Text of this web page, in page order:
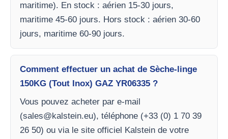
maritime). En stock : aérien 15-30 jours,
maritime 45-60 jours. Hors stock : aérien 30-60
jours, maritime 60-90 jours.
Comment effectuer un achat de Sèche-linge
150KG (Tout Inox) GAZ YR06335 ?
Vous pouvez acheter par e-mail
(sales@kalstein.eu), téléphone (+33 (0) 1 70 39
26 50) ou via le site officiel Kalstein de votre